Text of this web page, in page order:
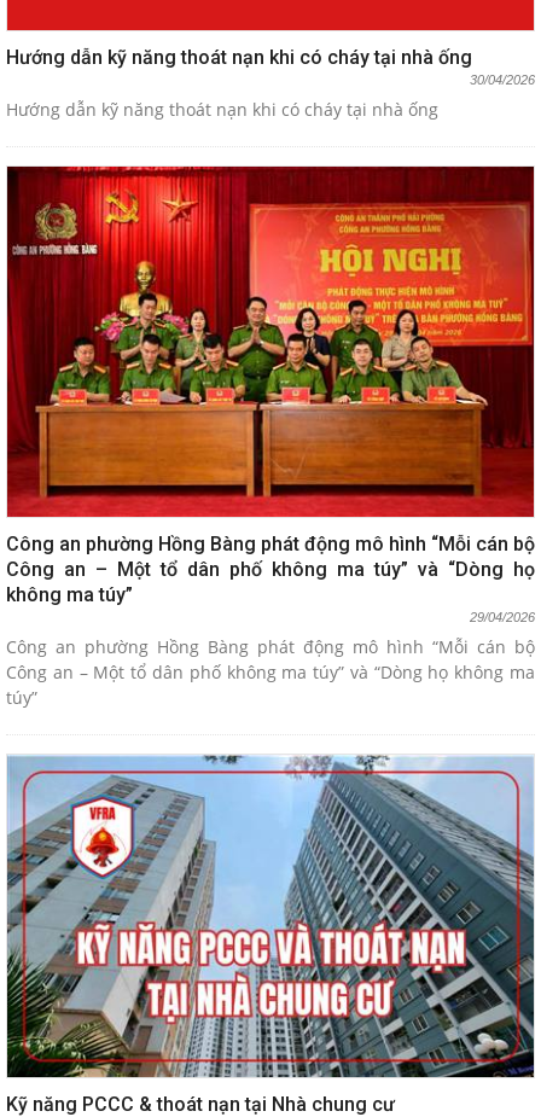
Hướng dẫn kỹ năng thoát nạn khi có cháy tại nhà ống
30/04/2026
Hướng dẫn kỹ năng thoát nạn khi có cháy tại nhà ống
Công an phường Hồng Bàng phát động mô hình “Mỗi cán bộ
Công an – Một tổ dân phố không ma túy” và “Dòng họ
không ma túy”
29/04/2026
Công an phường Hồng Bàng phát động mô hình “Mỗi cán bộ
Công an – Một tổ dân phố không ma túy” và “Dòng họ không ma
túy”
Kỹ năng PCCC & thoát nạn tại Nhà chung cư